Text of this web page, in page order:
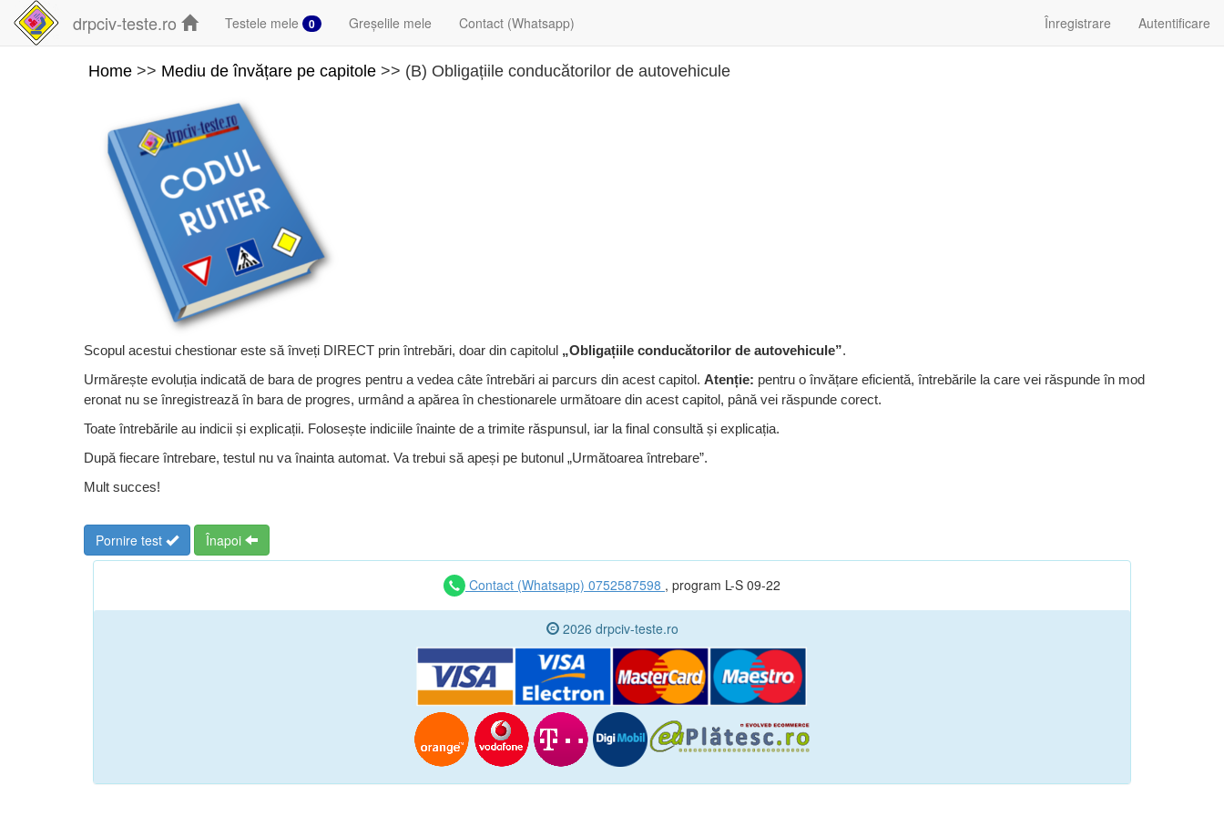
drpciv-teste.ro Testele mele 0 Greșelile mele Contact (Whatsapp) Înregistrare Autentificare
Home >> Mediu de învățare pe capitole >> (B) Obligațiile conducătorilor de autovehicule
Scopul acestui chestionar este să înveți DIRECT prin întrebări, doar din capitolul „Obligațiile conducătorilor de autovehicule”.
Urmărește evoluția indicată de bara de progres pentru a vedea câte întrebări ai parcurs din acest capitol. Atenție: pentru o învățare eficientă, întrebările la care vei răspunde în mod
eronat nu se înregistrează în bara de progres, urmând a apărea în chestionarele următoare din acest capitol, până vei răspunde corect.
Toate întrebările au indicii și explicații. Folosește indiciile înainte de a trimite răspunsul, iar la final consultă și explicația.
După fiecare întrebare, testul nu va înainta automat. Va trebui să apeși pe butonul „Următoarea întrebare”.
Mult succes!
Pornire test Înapoi
Contact (Whatsapp) 0752587598 , program L-S 09-22
2026 drpciv-teste.ro